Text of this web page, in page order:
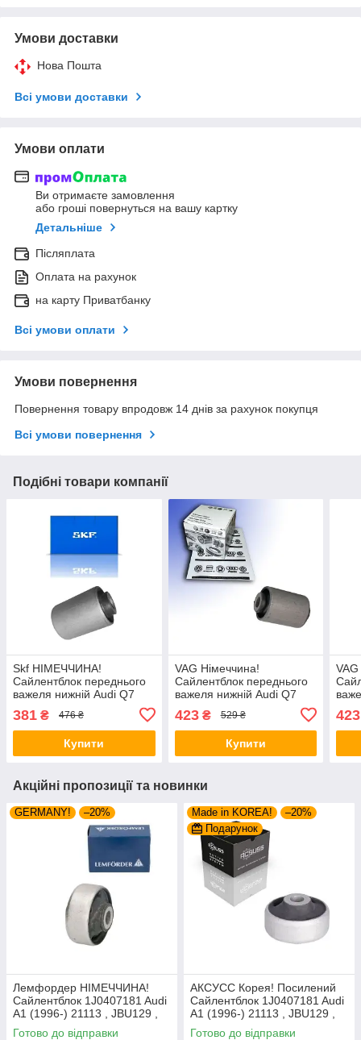
Умови доставки
Нова Пошта
Всі умови доставки
Умови оплати
Ви отримаєте замовлення
або гроші повернуться на вашу картку
Детальніше
Післяплата
Оплата на рахунок
на карту Приватбанку
Всі умови оплати
Умови повернення
Повернення товару впродовж 14 днів за рахунок покупця
Всі умови повернення
Подібні товари компанії
Skf НІМЕЧЧИНА!
Сайлентблок переднього
важеля нижній Audi Q7
FE40165 , VKDS339002
381 ₴ 476 ₴
Купити
VAG Німеччина!
Сайлентблок переднього
важеля нижній Audi Q7
(2002-). Нижній. 37927 ,
FE40165 , VKDS339002
423₴ 529 ₴
Купити
423
Акційні пропозиції та новинки
GERMANY! –20%
Лемфордер НІМЕЧЧИНА!
Сайлентблок 1J0407181 Audi
A1 (1996-) 21113 , JBU129 ,
VKDS331001
Готово до відправки
Made in KOREA!
–20%
Подарунок
АКСУСС Корея! Посилений
Сайлентблок 1J0407181 Audi
A1 (1996-) 21113 , JBU129 ,
VKDS331001
Готово до відправки